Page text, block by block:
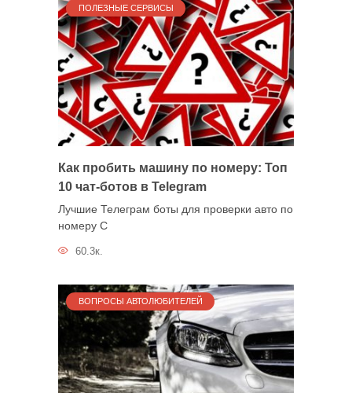
ПОЛЕЗНЫЕ СЕРВИСЫ
Как пробить машину по номеру: Топ
10 чат-ботов в Telegram
Лучшие Телеграм боты для проверки авто по
номеру С
60.3к.
ВОПРОСЫ АВТОЛЮБИТЕЛЕЙ